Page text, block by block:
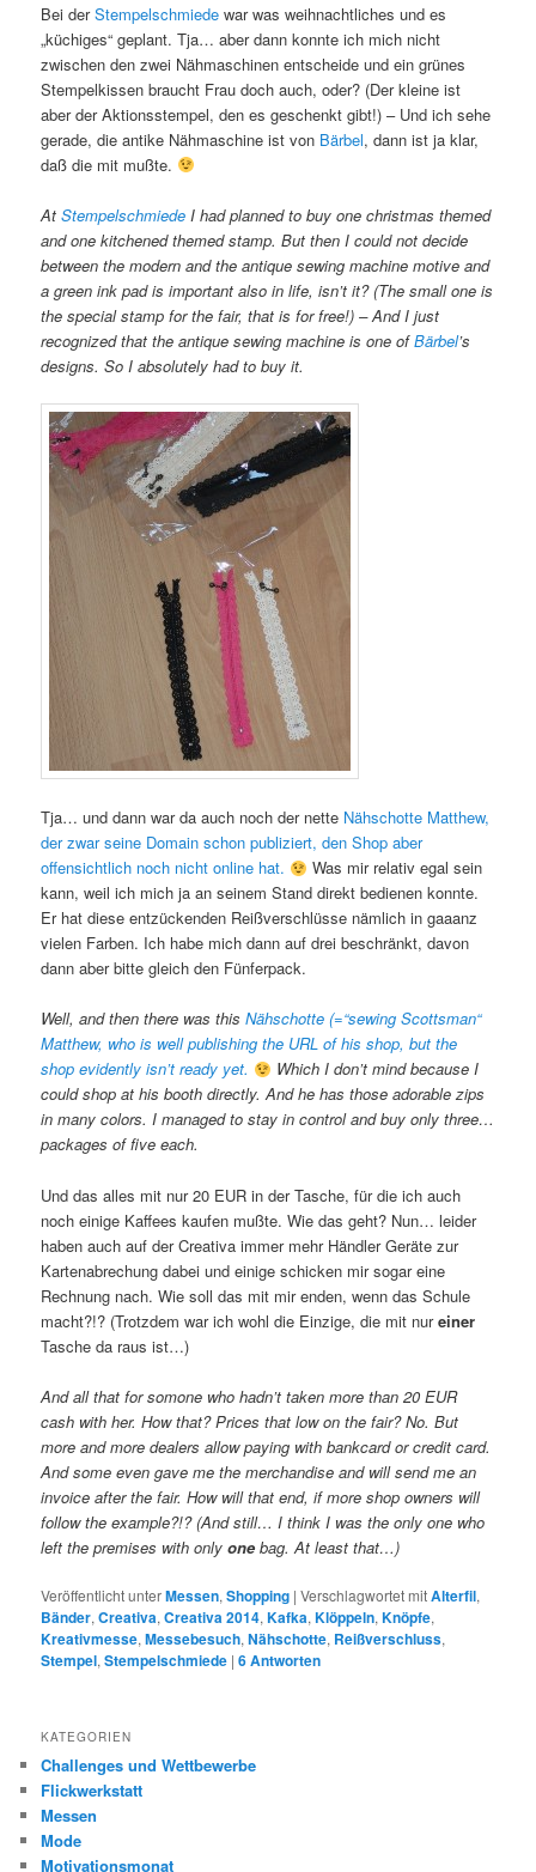
Bei derStempelschmiede war was weihnachtliches und es
„küchiges“ geplant. Tja… aber dann konnte ich mich nicht
zwischen den zwei Nähmaschinen entscheide und ein grünes
Stempelkissen braucht Frau doch auch, oder? (Der kleine ist
aber der Aktionsstempel, den es geschenkt gibt!) – Und ich sehe
gerade, die antike Nähmaschine ist von Bärbel, dann ist ja klar,
daß die mit mußte.
AtStempelschmiede I had planned to buy one christmas themed
and one kitchened themed stamp. But then I could not decide
between the modern and the antique sewing machine motive and
a green ink pad is important also in life, isn’t it? (The small one is
the special stamp for the fair, that is for free!) – And I just
recognized that the antique sewing machine is one ofBärbel’s
designs. So I absolutely had to buy it.
Tja… und dann war da auch noch der nette Nähschotte Matthew,
der zwar seine Domain schon publiziert, den Shop aber
offensichtlich noch nicht online hat.
Was mir relativ egal sein
kann, weil ich mich ja an seinem Stand direkt bedienen konnte.
Er hat diese entzückenden Reißverschlüsse nämlich in gaaanz
vielen Farben. Ich habe mich dann auf drei beschränkt, davon
dann aber bitte gleich den Fünferpack.
Well, and then there was thisNähschotte (=“sewing Scottsman“
Matthew, who is well publishing the URL of his shop, but the
shop evidently isn’t ready yet.
Which I don’t mind because I
could shop at his booth directly. And he has those adorable zips
in many colors. I managed to stay in control and buy only three…
packages of five each.
Und das alles mit nur 20 EUR in der Tasche, für die ich auch
noch einige Kaffees kaufen mußte. Wie das geht? Nun… leider
haben auch auf der Creativa immer mehr Händler Geräte zur
Kartenabrechung dabei und einige schicken mir sogar eine
Rechnung nach. Wie soll das mit mir enden, wenn das Schule
macht?!? (Trotzdem war ich wohl die Einzige, die mit nureiner
Tasche da raus ist…)
And all that for somone who hadn’t taken more than 20 EUR
cash with her. How that? Prices that low on the fair? No. But
more and more dealers allow paying with bankcard or credit card.
And some even gave me the merchandise and will send me an
invoice after the fair. How will that end, if more shop owners will
follow the example?!? (And still… I think I was the only one who
left the premises with onlyone bag. At least that…)
Veröffentlicht unterMessen,Shopping |Verschlagwortet mitAlterfil,
Bänder,Creativa,Creativa 2014,Kafka,Klöppeln,Knöpfe,
Kreativmesse,Messebesuch,Nähschotte, Reißverschluss,
Stempel,Stempelschmiede |6Antworten
KATEGORIEN
Challenges und Wettbewerbe
Flickwerkstatt
Messen
Mode
Motivationsmonat